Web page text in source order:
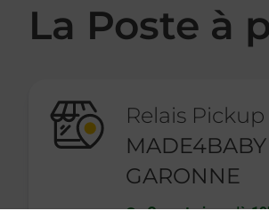
La Poste à
Relais Pickup
MADE4BABY
GARONNE